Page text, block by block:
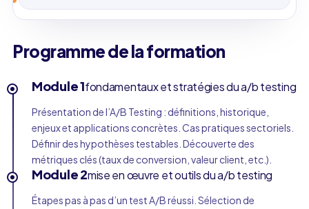
Programme de la formation
Module 1fondamentaux et stratégies du a/b testing
Présentation de l’A/B Testing : définitions, historique,
enjeux et applications concrètes. Cas pratiques sectoriels.
Définir des hypothèses testables. Découverte des
métriques clés (taux de conversion, valeur client, etc.).
Module 2mise en œuvre et outils du a/b testing
Étapes pas à pas d’un test A/B réussi. Sélection de